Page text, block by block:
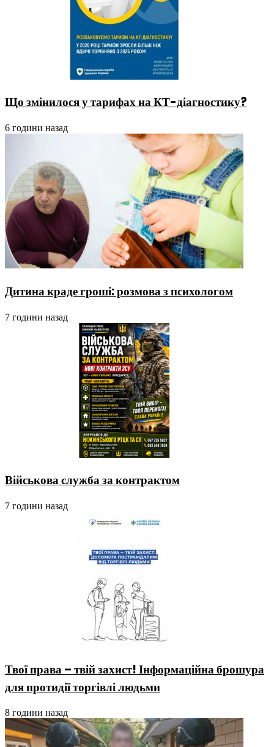
Що змінилося у тарифах на КТ-діагностику?
6 години назад
Дитина краде гроші: розмова з психологом
7 години назад
Військова служба за контрактом
7 години назад
Твої права – твій захист! Інформаційна брошура
для протидії торгівлі людьми
8 години назад